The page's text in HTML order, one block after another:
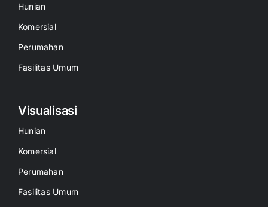
Hunian
Komersial
Perumahan
Fasilitas Umum
Visualisasi
Hunian
Komersial
Perumahan
Fasilitas Umum